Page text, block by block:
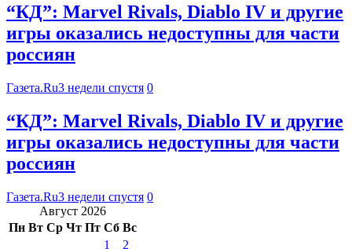
“КД”: Marvel Rivals, Diablo IV и другие
игры оказались недоступны для части
россиян
Газета.Ru3 недели спустя 0
“КД”: Marvel Rivals, Diablo IV и другие
игры оказались недоступны для части
россиян
Газета.Ru3 недели спустя 0
Август 2026
Пн Вт Ср Чт Пт Сб Вс
1
2